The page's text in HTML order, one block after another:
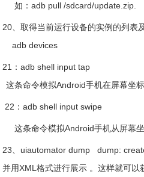
adb pull /sdcard/update.zip.
取得当前运行设备的实例的列表及
devices
adb shell input tap
命令模拟Android手机在屏幕坐标
adb shell input swipe
命令模拟Android手机从屏幕坐标
uiautomator dump dump:
并用XML格式进行展示 。这样就可以